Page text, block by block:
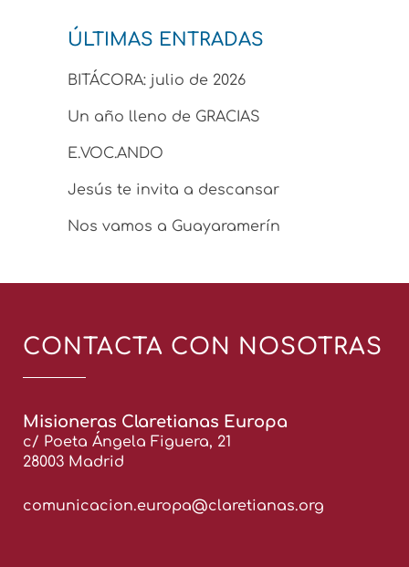
ÚLTIMAS ENTRADAS
BITÁCORA: julio de 2026
Un año lleno de GRACIAS
E.VOC.ANDO
Jesús te invita a descansar
Nos vamos a Guayaramerín
CONTACTA CON NOSOTRAS
Misioneras Claretianas Europa
c/ Poeta Ángela Figuera, 21
28003 Madrid
comunicacion.europa@claretianas.org